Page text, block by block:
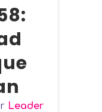
Leader